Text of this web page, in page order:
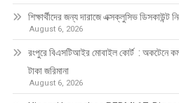
শিক্ষার্থীদের জন্য দারাজে এক্সক্লুসিভ ডিসকাউন্ট
August 6, 2026
রংপুরে বিএসটিআইর মোবাইল কোর্ট : অকটেনে কম
টাকা জরিমানা
August 6, 2026